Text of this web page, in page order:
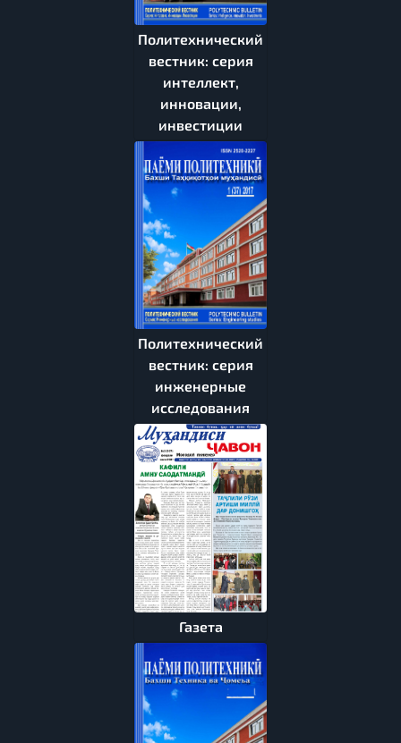
Политехнический
вестник: серия
интеллект,
инновации,
инвестиции
Политехнический
вестник: серия
инженерные
исследования
Газета